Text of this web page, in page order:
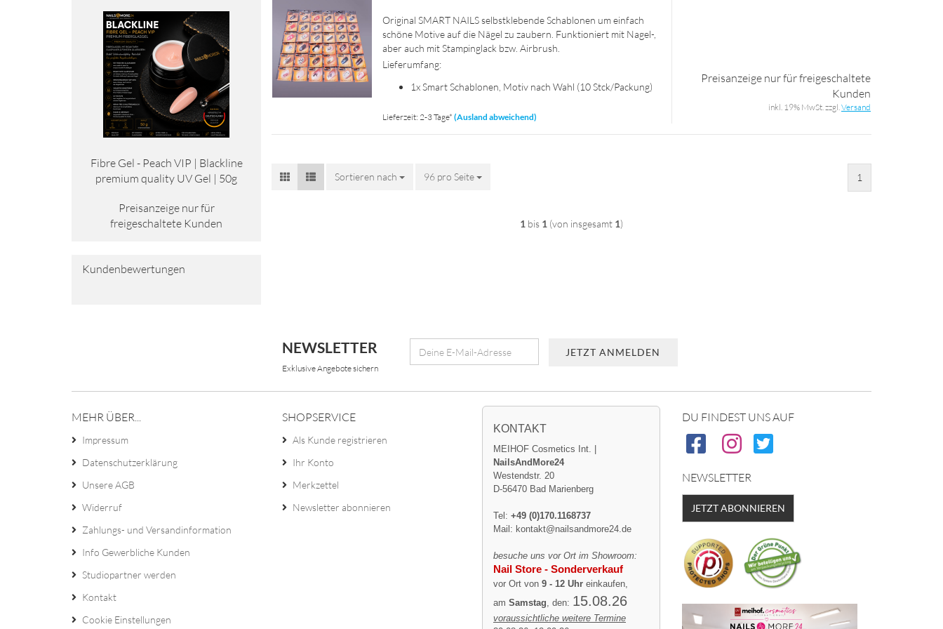
Ori­gi­nal SMART NAILS selbst­kle­ben­de Scha­blo­nen um ein­fach
schö­ne Mo­ti­ve auf die Nägel zu zau­bern. Funk­tio­niert mit Nagel-​,
aber auch mit Stam­ping­lack bzw. Air­brush.
Lie­fer­um­fang:
1x Smart Scha­blo­nen, Motiv nach Wahl (10 Stck/Pa­ckung)
Lieferzeit: 2-3 Tage* (Ausland abweichend)
Preisanzeige nur für freigeschaltete
Kunden
inkl. 19% MwSt. zzgl.Versand
Sortieren nach
Sortieren nach 96 pro Seite
pro Seite 1
1 bis 1 (von insgesamt 1)
Fibre Gel - Peach VIP | Black­li­ne
pre­mi­um qua­li­ty UV Gel | 50g
Preisanzeige nur für
freigeschaltete Kunden
Kundenbewertungen
NEWSLETTER
Exklusive Angebote sichern
MEHR ÜBER...
Impressum
Datenschutzerklärung
Unsere AGB
Widerruf
Zahlungs- und Versandinformation
Info Gewerbliche Kunden
Studiopartner werden
Kontakt
Cookie Einstellungen
SHOPSERVICE
Als Kunde registrieren
Ihr Konto
Merkzettel
Newsletter abonnieren
KONTAKT
MEIHOF Cosmetics Int. |
NailsAndMore24
Westendstr. 20
D-56470 Bad Marienberg
Tel: +49 (0)170.1168737
Mail: kontakt@nailsandmore24.de
besuche uns vor Ort im Showroom:
Nail Store - Sonderverkauf
vor Ort von 9 - 12 Uhr einkaufen,
am Samstag, den: 15.08.26
voraussichtliche weitere Termine
DU FINDEST UNS AUF
NEWSLETTER
JETZT ABONNIEREN